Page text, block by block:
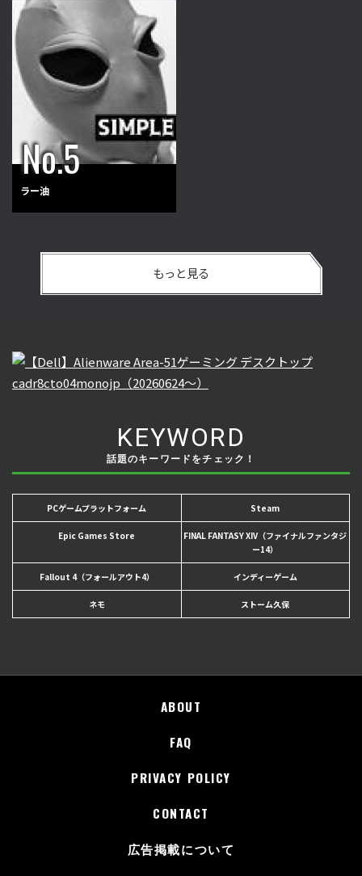
ラー油
もっと見る
KEYWORD
話題のキーワードをチェック！
PCゲームプラットフォーム Steam
Epic Games Store
FINAL FANTASY XIV（ファイナルファンタジ
ー14）
Fallout 4（フォールアウト4） インディーゲーム
ネモ ストーム久保
ABOUT
FAQ
PRIVACY POLICY
CONTACT
広告掲載について